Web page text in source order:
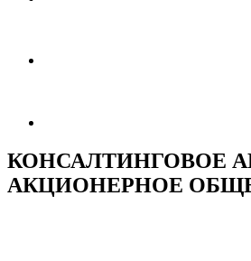
КОНСАЛТИНГОВОЕ
АКЦИОНЕРНОЕ